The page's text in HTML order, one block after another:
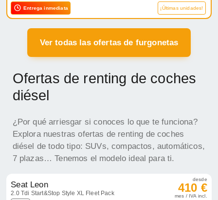
Entrega inmediata ¡Últimas unidades!
Ver todas las ofertas de furgonetas
Ofertas de renting de coches
diésel
¿Por qué arriesgar si conoces lo que te funciona?
Explora nuestras ofertas de renting de coches
diésel de todo tipo: SUVs, compactos, automáticos,
7 plazas… Tenemos el modelo ideal para ti.
Seat Leon
2.0 Tdi Start&Stop Style XL Fleet Pack
desde
410 €
mes / IVA incl.